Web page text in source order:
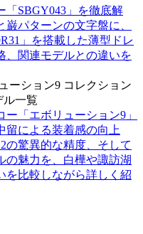
「SBGY043」を徹底解
パターンの文字盤に、
」を搭載した薄型ドレ
、関連モデルとの違いを
「エボリューション9」
留による装着感の向上
の驚異的な精度、そして
の魅力を、白樺や諏訪湖
を比較しながら詳しく紹